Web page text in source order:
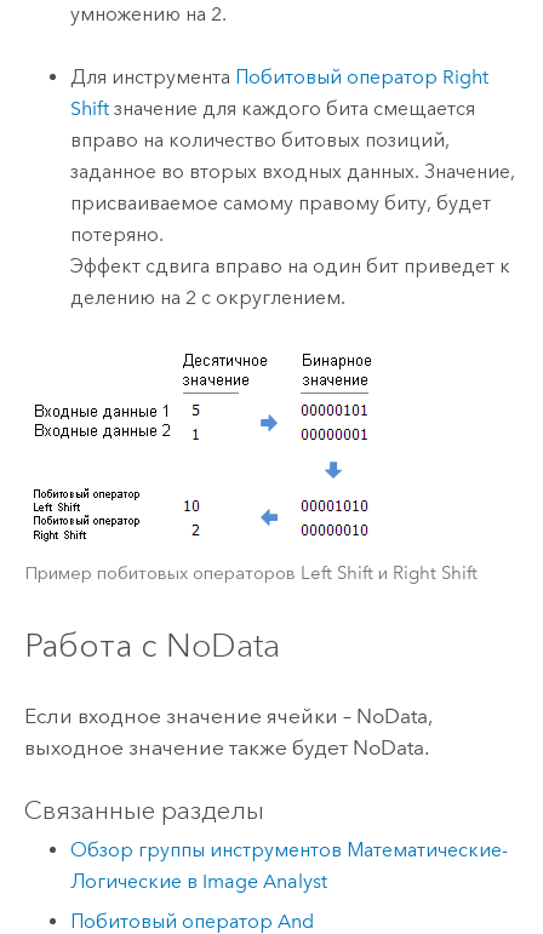
умножению на 2.
Для инструмента Побитовый оператор Right
Shift значение для каждого бита смещается
вправо на количество битовых позиций,
заданное во вторых входных данных. Значение,
присваиваемое самому правому биту, будет
потеряно.
Эффект сдвига вправо на один бит приведет к
делению на 2 с округлением.
Пример побитовых операторов Left Shift и Right Shift
Работа с NoData
Если входное значение ячейки – NoData,
выходное значение также будет NoData.
Связанные разделы
Обзор группы инструментов Математические-
Логические в Image Analyst
Побитовый оператор And